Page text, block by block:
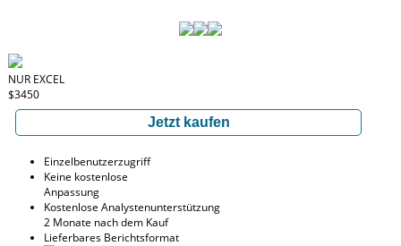
NUR EXCEL
$3450
Jetzt kaufen
Einzelbenutzerzugriff
Keine kostenlose
Anpassung
Kostenlose Analystenunterstützung
2 Monate nach dem Kauf
Lieferbares Berichtsformat